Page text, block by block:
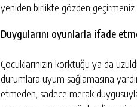
yeniden birlikte gözden geçirmeniz
Duygularını oyunlarla ifade
Çocuklarınızın korktuğu ya da
durumlara uyum sağlamasına
etmeden, sadece merak